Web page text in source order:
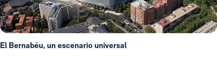
El Bernabéu, un escenario universal